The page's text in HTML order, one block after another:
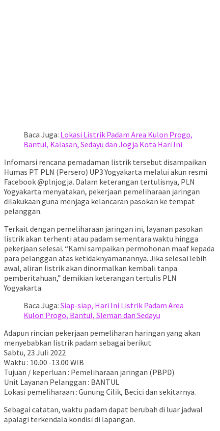
Baca Juga: Lokasi Listrik Padam Area Kulon Progo,
Bantul, Kalasan, Sedayu dan Jogja Kota Hari Ini
Infomarsi rencana pemadaman listrik tersebut disampaikan
Humas PT PLN (Persero) UP3 Yogyakarta melalui akun resmi
Facebook @plnjogja. Dalam keterangan tertulisnya, PLN
Yogyakarta menyatakan, pekerjaan pemeliharaan jaringan
dilakukaan guna menjaga kelancaran pasokan ke tempat
pelanggan.
Terkait dengan pemeliharaan jaringan ini, layanan pasokan
listrik akan terhenti atau padam sementara waktu hingga
pekerjaan selesai. “Kami sampaikan permohonan maaf kepada
para pelanggan atas ketidaknyamanannya. Jika selesai lebih
awal, aliran listrik akan dinormalkan kembali tanpa
pemberitahuan,” demikian keterangan tertulis PLN
Yogyakarta.
Baca Juga: Siap-siap, Hari Ini Listrik Padam Area
Kulon Progo, Bantul, Sleman dan Sedayu
Adapun rincian pekerjaan pemeliharan haringan yang akan
menyebabkan listrik padam sebagai berikut:
Sabtu, 23 Juli 2022
Waktu : 10.00 -13.00 WIB
Tujuan / keperluan : Pemeliharaan jaringan (PBPD)
Unit Layanan Pelanggan : BANTUL
Lokasi pemeliharaan : Gunung Cilik, Becici dan sekitarnya.
Sebagai catatan, waktu padam dapat berubah di luar jadwal
apalagi terkendala kondisi di lapangan.